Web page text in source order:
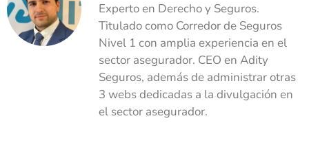
Experto en Derecho y Seguros.
Titulado como Corredor de Seguros
Nivel 1 con amplia experiencia en el
sector asegurador. CEO en Adity
Seguros, además de administrar otras
3 webs dedicadas a la divulgación en
el sector asegurador.